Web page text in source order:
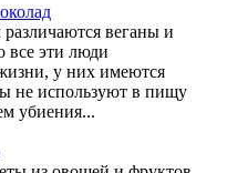
веганы и
все эти люди
у них имеются
не используют в пищу
убиения...